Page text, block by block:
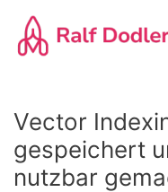
Zum
Vector
gespeichert
nutzbar